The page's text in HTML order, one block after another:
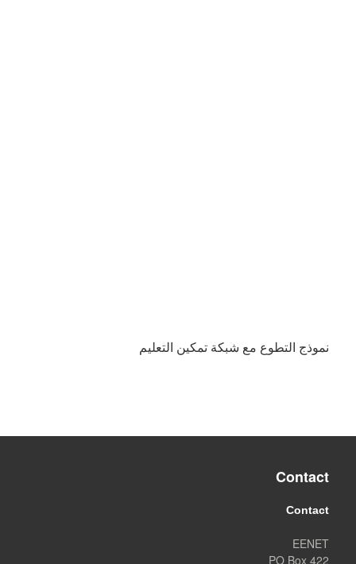
نموذج التطوع مع شبكة تمكين التعليم
Contact
Contact
EENET
PO Box 422